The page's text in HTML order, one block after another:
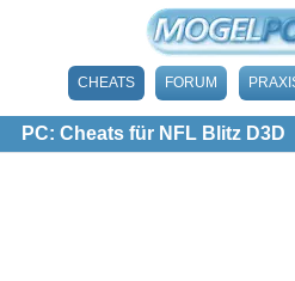
CHEATS FORUM
PC: Cheats für NFL Blitz D3D